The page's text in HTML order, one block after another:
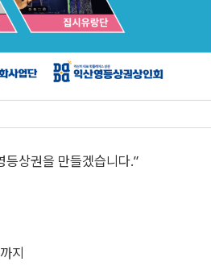
상권을 만들겠습니다.”
지